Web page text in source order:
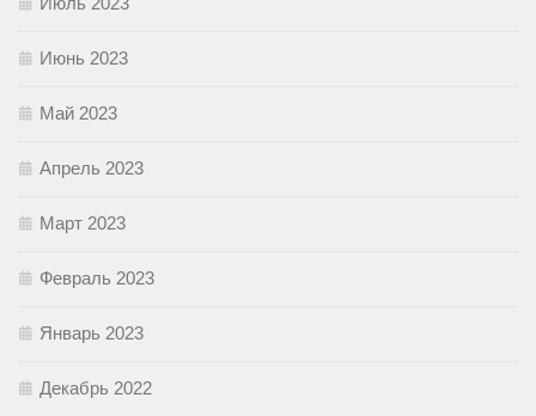
Июнь 2023
Май 2023
Апрель 2023
Март 2023
Февраль 2023
Январь 2023
Декабрь 2022